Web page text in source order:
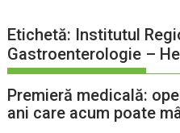
Etichetă: Institutul
Gastroenterologie –
Premieră medicală:
ani care acum poate